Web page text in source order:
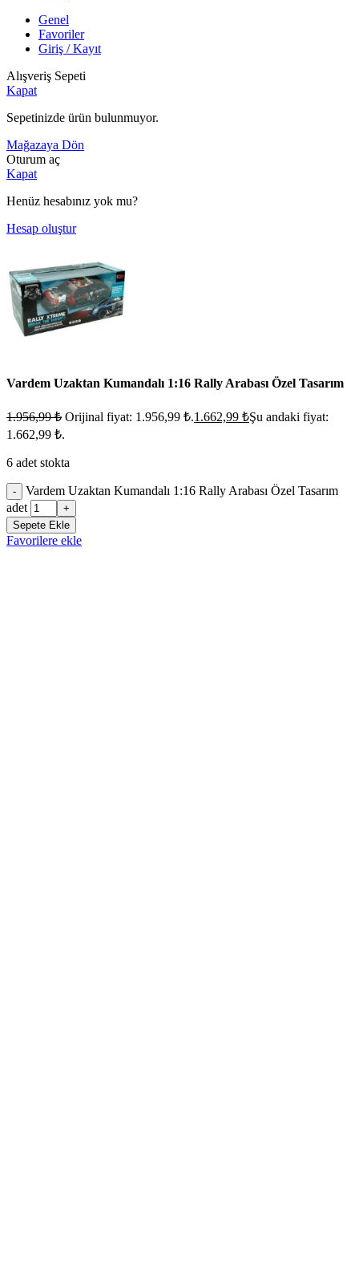
Genel
Favoriler
Giriş / Kayıt
Alışveriş Sepeti
Kapat
Sepetinizde ürün bulunmuyor.
Mağazaya Dön
Oturum aç
Kapat
Henüz hesabınız yok mu?
Hesap oluştur
Vardem Uzaktan Kumandalı 1:16 Rally Arabası Özel Tasarım
1.956,99₺ Orijinal fiyat: 1.956,99 ₺.1.662,99 ₺Şu andaki fiyat:
1.662,99 ₺.
6 adet stokta
-
Vardem Uzaktan Kumandalı 1:16 Rally Arabası Özel Tasarım
adet
+
Sepete Ekle
Favorilere ekle